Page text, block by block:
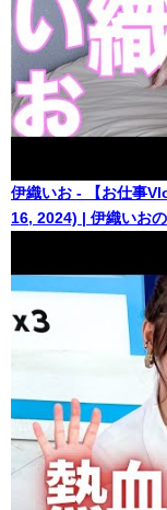
伊織いお - 【お仕事
16, 2024) | 伊織いお